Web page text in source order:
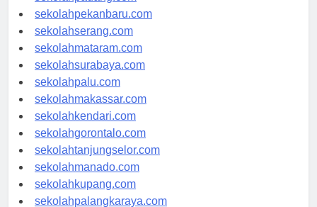
sekolahpadang.com
sekolahpekanbaru.com
sekolahserang.com
sekolahmataram.com
sekolahsurabaya.com
sekolahpalu.com
sekolahmakassar.com
sekolahkendari.com
sekolahgorontalo.com
sekolahtanjungselor.com
sekolahmanado.com
sekolahkupang.com